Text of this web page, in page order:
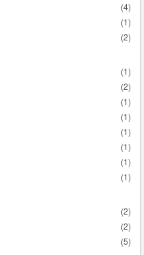
(4)
(1)
(2)
(1)
(2)
(1)
(1)
(1)
(1)
(1)
(1)
(2)
(2)
(5)